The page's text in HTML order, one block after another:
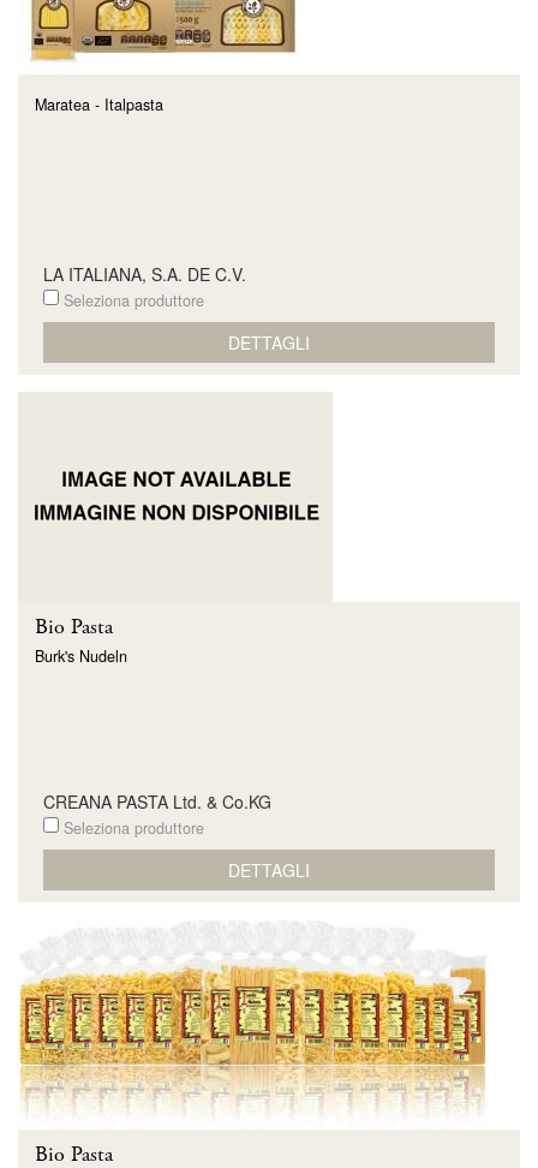
Maratea - Italpasta
LA ITALIANA, S.A. DE C.V.
Seleziona produttore
DETTAGLI
Bio Pasta
Burk's Nudeln
CREANA PASTA Ltd. & Co.KG
Seleziona produttore
DETTAGLI
Bio Pasta